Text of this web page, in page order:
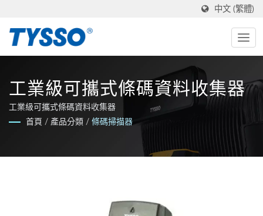
中文 (繁體)
工業級可攜式條碼資料收集器
工業級可攜式條碼資料收集器
首頁 / 產品分類 / 條碼掃描器